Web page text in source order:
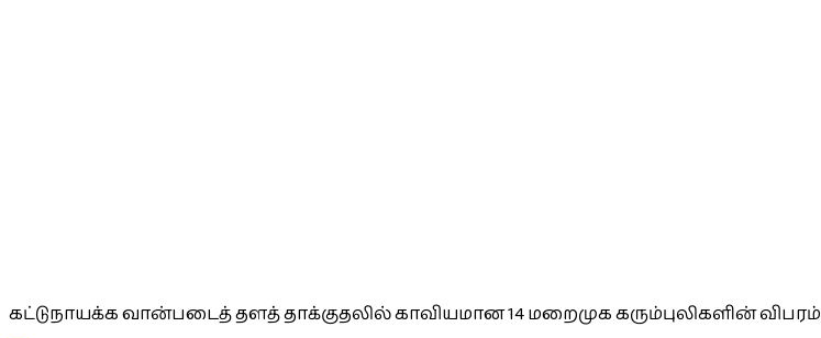
கட்டுநாயக்க வான்படைத் தளத் தாக்குதலில் காவியமான 14 மறைமுக கரும்புலிகளின் விபரம்